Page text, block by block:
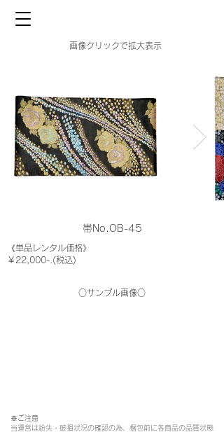
画像クリックで拡大表示
帯No.OB-45
《単品レンタル価格》
￥22,000-.(税込)
○サンプル画像○
※ご注意​
当運営は紛失・破損状況の確認の為、梱包前に各商品の品質状態